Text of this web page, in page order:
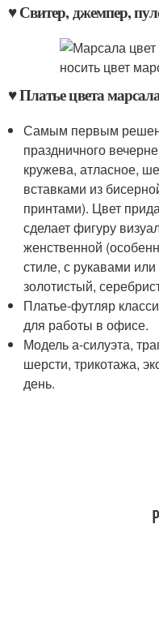
♥ Свитер, джемпер,
♥ Платье цвета
Самым первым
праздничного
кружева, атласное,
вставками из
принтами). Цвет
сделает фигуру
женственной
стиле, с рукавами
золотистый,
Платье-футляр
для работы в офисе.
Модель а-силуэта,
шерсти, трикотажа,
день.